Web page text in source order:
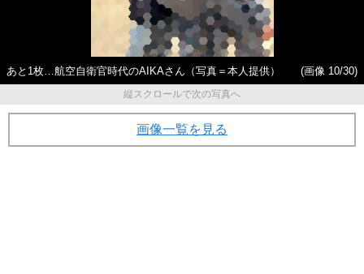
あと1枚…航空自衛官時代のAIKAさん（写真＝本人提供）
(画像 10/30)
縦スクロールで次の写真へ
画像一覧を見る